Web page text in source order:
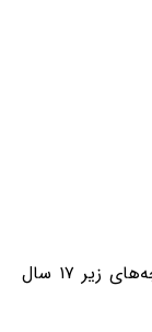
R (تماشای برخی صحنه‌ها برای بچه‌های زیر ۱۷ سال